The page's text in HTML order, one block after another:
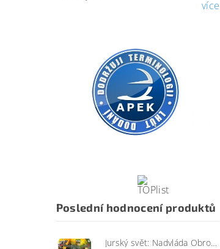
více
Poslední hodnocení produktů
Jurský svět: Nadvláda Obrovský útočící SINOTYRANNUS